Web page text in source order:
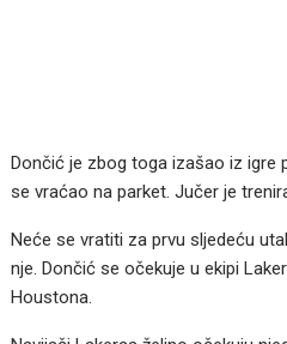
Dončić je zbog toga izašao iz igre
se vraćao na parket. Jučer je
Neće se vratiti za prvu sljedeću
nje. Dončić se očekuje u ekipi
Houstona.